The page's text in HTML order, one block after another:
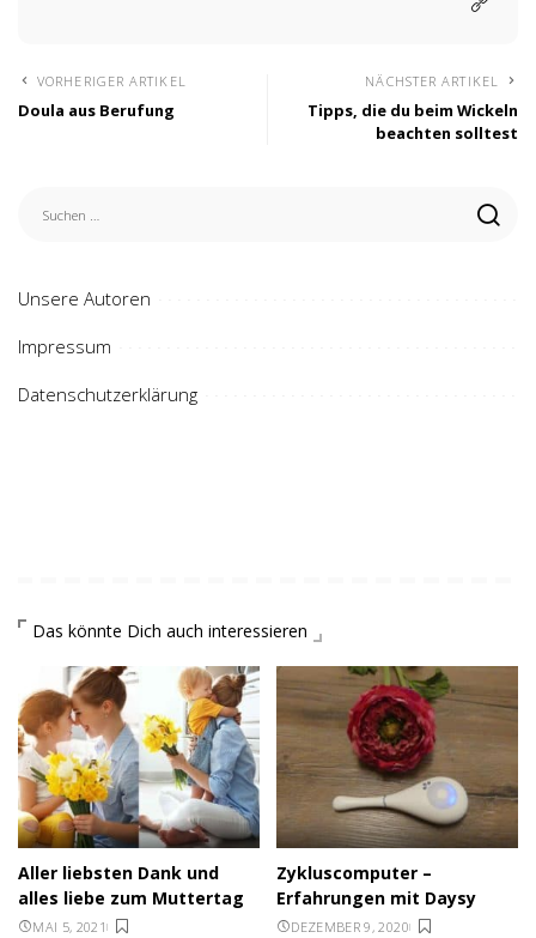
VORHERIGER ARTIKEL
Doula aus Berufung
NÄCHSTER ARTIKEL
Tipps, die du beim Wickeln
beachten solltest
Unsere Autoren
Impressum
Datenschutzerklärung
Das könnte Dich auch interessieren
Aller liebsten Dank und
alles liebe zum Muttertag
MAI 5, 2021
Zykluscomputer –
Erfahrungen mit Daysy
DEZEMBER 9, 2020